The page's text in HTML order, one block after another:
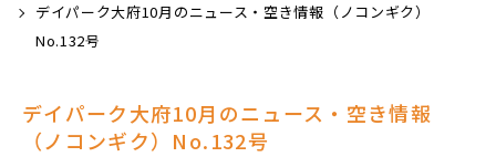
デイパーク大府10月のニュース・空き情報（ノコンギク）
No.132号
デイパーク大府10月のニュース・空き情報
（ノコンギク）No.132号